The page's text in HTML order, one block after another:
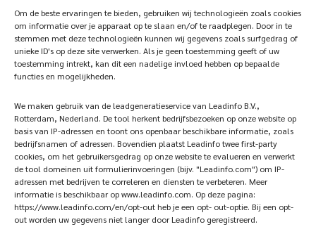
Om de beste ervaringen te bieden, gebruiken wij technologieën zoals cookies
om informatie over je apparaat op te slaan en/of te raadplegen. Door in te
stemmen met deze technologieën kunnen wij gegevens zoals surfgedrag of
unieke ID's op deze site verwerken. Als je geen toestemming geeft of uw
toestemming intrekt, kan dit een nadelige invloed hebben op bepaalde
functies en mogelijkheden.
We maken gebruik van de leadgeneratieservice van Leadinfo B.V.,
Rotterdam, Nederland. De tool herkent bedrijfsbezoeken op onze website op
basis van IP-adressen en toont ons openbaar beschikbare informatie, zoals
bedrijfsnamen of adressen. Bovendien plaatst Leadinfo twee first-party
cookies, om het gebruikersgedrag op onze website te evalueren en verwerkt
de tool domeinen uit formulierinvoeringen (bijv. "Leadinfo.com") om IP-
adressen met bedrijven te correleren en diensten te verbeteren. Meer
informatie is beschikbaar op www.leadinfo.com. Op deze pagina:
https://www.leadinfo.com/en/opt-out heb je een opt- out-optie. Bij een opt-
out worden uw gegevens niet langer door Leadinfo geregistreerd.
Home
Products
iQ Atelier
References
Sustainablility
Vacancies
Contact
Veelgestelde vragen
Follow Us Subscribe now!